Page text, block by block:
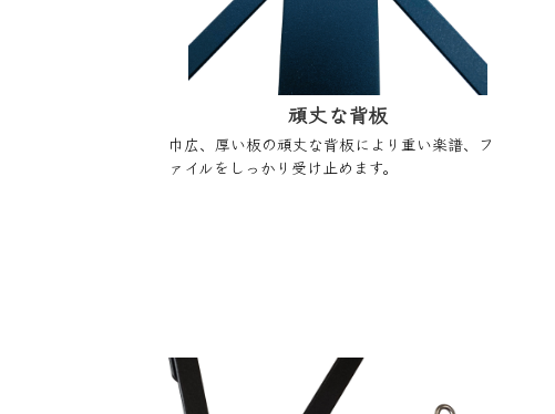
頑丈な背板
巾広、厚い板の頑丈な背板により重い楽譜、フ
ァイルをしっかり受け止めます。